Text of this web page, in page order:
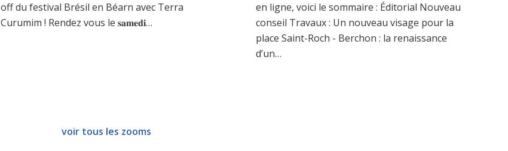
off du festival Brésil en Béarn avec Terra
Curumim ! Rendez vous le 𝐬𝐚𝐦𝐞𝐝𝐢…
en ligne, voici le sommaire : Éditorial Nouveau
conseil Travaux : Un nouveau visage pour la
place Saint-Roch - Berchon : la renaissance
d’un…
voir tous les zooms